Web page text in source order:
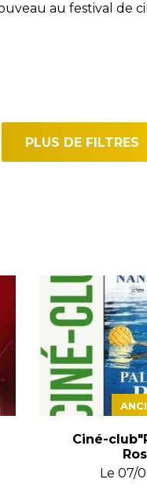
au festival de
PLUS DE FILTRES
Ciné-
Le07/